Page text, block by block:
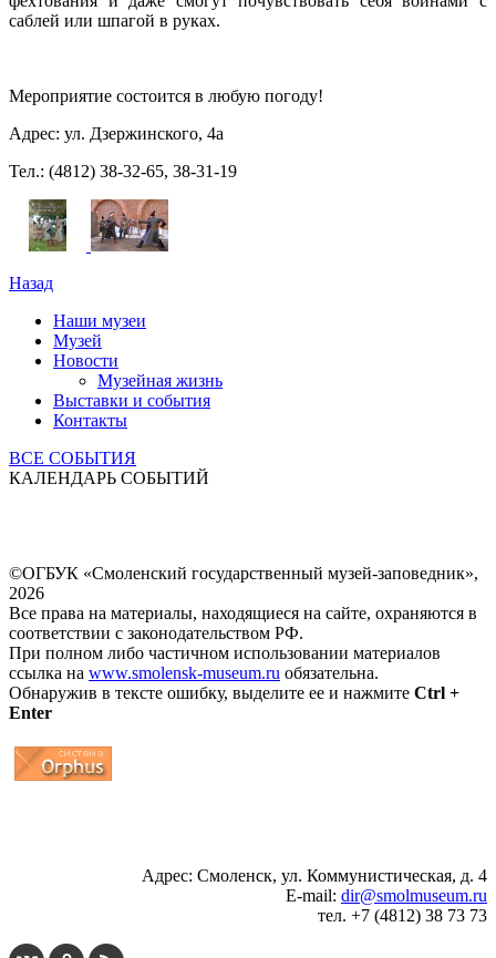
саблей или шпагой в руках.
Мероприятие состоится в любую погоду!
Адрес: ул. Дзержинского, 4а
Тел.: (4812) 38-32-65, 38-31-19
Назад
Наши музеи
Музей
Новости
Музейная жизнь
Выставки и события
Контакты
ВСЕ СОБЫТИЯ
КАЛЕНДАРЬ СОБЫТИЙ
©ОГБУК «Смоленский государственный музей-заповедник»,
2026
Все права на материалы, находящиеся на сайте, охраняются в
соответствии с законодательством РФ.
При полном либо частичном использовании материалов
ссылка на www.smolensk-museum.ru обязательна.
Обнаружив в тексте ошибку, выделите ее и нажмите Ctrl +
Enter
Адрес: Смоленск, ул. Коммунистическая, д. 4
E-mail: dir@smolmuseum.ru
тел. +7 (4812) 38 73 73